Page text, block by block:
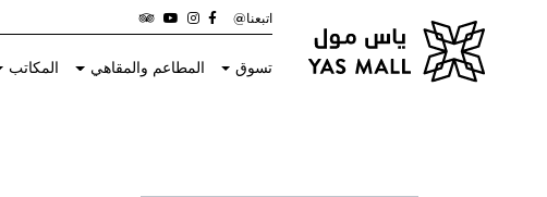
اتبعنا@
تسوق المطاعم والمقاهي المكاتب